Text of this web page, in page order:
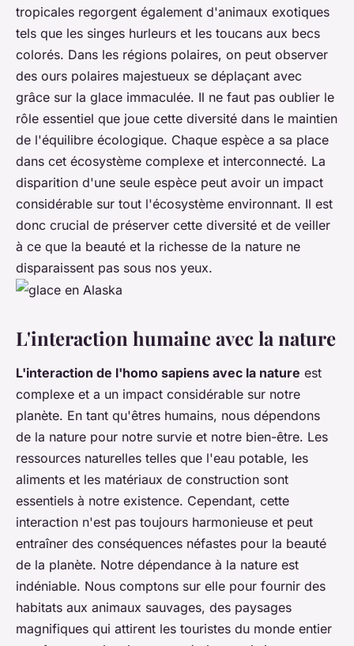
tropicales regorgent également d'animaux exotiques
tels que les singes hurleurs et les toucans aux becs
colorés. Dans les régions polaires, on peut observer
des ours polaires majestueux se déplaçant avec
grâce sur la glace immaculée. Il ne faut pas oublier le
rôle essentiel que joue cette diversité dans le maintien
de l'équilibre écologique. Chaque espèce a sa place
dans cet écosystème complexe et interconnecté. La
disparition d'une seule espèce peut avoir un impact
considérable sur tout l'écosystème environnant. Il est
donc crucial de préserver cette diversité et de veiller
à ce que la beauté et la richesse de la nature ne
disparaissent pas sous nos yeux.
L'interaction humaine avec la nature
L'interaction de l'homo sapiens avec la nature est
complexe et a un impact considérable sur notre
planète. En tant qu'êtres humains, nous dépendons
de la nature pour notre survie et notre bien-être. Les
ressources naturelles telles que l'eau potable, les
aliments et les matériaux de construction sont
essentiels à notre existence. Cependant, cette
interaction n'est pas toujours harmonieuse et peut
entraîner des conséquences néfastes pour la beauté
de la planète. Notre dépendance à la nature est
indéniable. Nous comptons sur elle pour fournir des
habitats aux animaux sauvages, des paysages
magnifiques qui attirent les touristes du monde entier